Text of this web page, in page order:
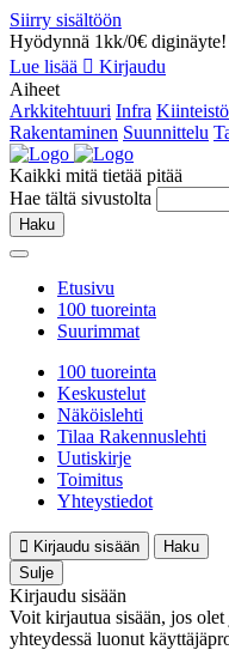
Siirry sisältöön
Hyödynnä 1kk/0€ diginäyte!
Lue lisää
Kirjaudu
Aiheet
Arkkitehtuuri Infra
Rakentaminen Suunnittelu
Kaikki mitä tietää pitää
Hae tältä sivustolta
Haku
Etusivu
100 tuoreinta
Suurimmat
100 tuoreinta
Keskustelut
Näköislehti
Tilaa Rakennuslehti
Uutiskirje
Toimitus
Yhteystiedot
Kirjaudu sisään
Haku
Sulje
Kirjaudu sisään
Voit kirjautua sisään, jos
yhteydessä luonut